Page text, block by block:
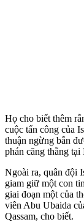
Họ cho biết thêm
cuộc tấn công của
thuận ngừng bắn
phán căng thẳng tại
Ngoài ra, quân đội
giam giữ một con
giai đoạn một của
viên Abu Ubaida
Qassam, cho biết.